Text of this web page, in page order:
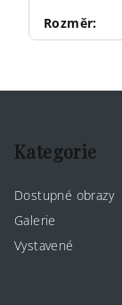
Rozměr:
Kategorie
Dostupné obrazy
Galerie
Vystavené